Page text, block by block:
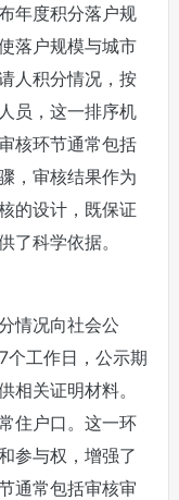
年度积分落户规
落户规模与城市
人积分情况，按
员，这一排序机
核环节通常包括
，审核结果作为
的设计，既保证
了科学依据。
情况向社会公
个工作日，公示期
相关证明材料。
住户口。这一环
参与权，增强了
通常包括审核审